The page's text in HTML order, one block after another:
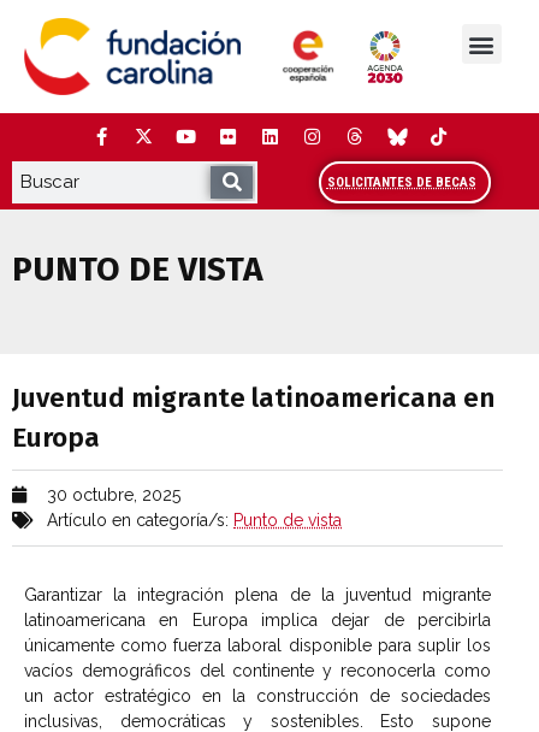
contenido
SOLICITANTES DE BECAS
PUNTO DE VISTA
Juventud migrante latinoamericana en
Europa
30 octubre, 2025
Artículo en categoría/s: Punto de vista
Garantizar la integración plena de la juventud migrante
latinoamericana en Europa implica dejar de percibirla
únicamente como fuerza laboral disponible para suplir los
vacíos demográficos del continente y reconocerla como
un actor estratégico en la construcción de sociedades
inclusivas, democráticas y sostenibles. Esto supone